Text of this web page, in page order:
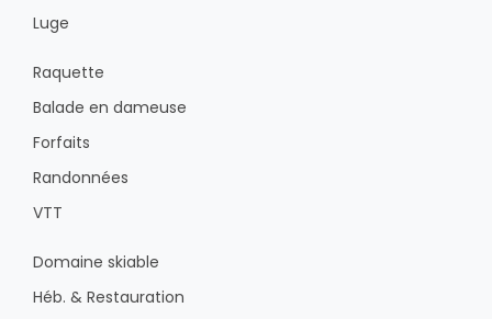
Luge
Raquette
Balade en dameuse
Forfaits
Randonnées
VTT
Domaine skiable
Héb. & Restauration